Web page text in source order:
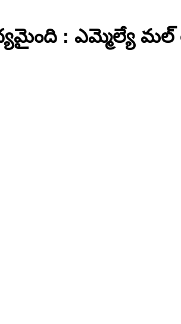
: ఎమ్మెల్యే మల్